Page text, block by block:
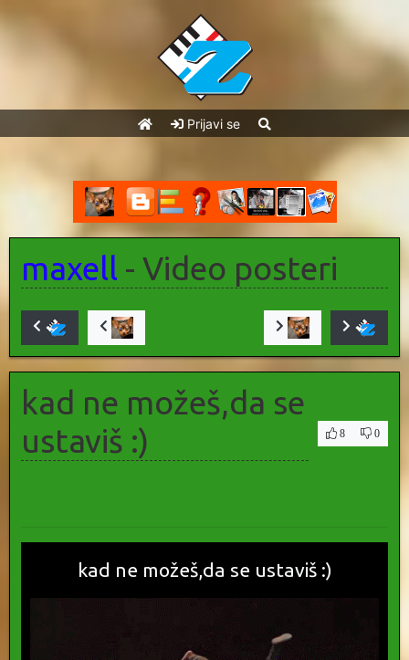
Prijavi se
maxell - Video posteri
kad ne možeš,da se
ustaviš :)
8 0
kad ne možeš,da se ustaviš :)